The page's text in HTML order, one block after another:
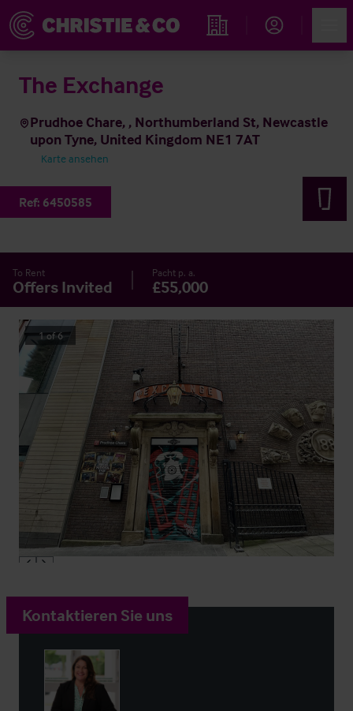
Immobiliensuche
The Exchange
Prudhoe Chare, , Northumberland St, Newcastle
upon Tyne, United Kingdom NE1 7AT
Karte ansehen
Ref: 6450585
To Rent
Offers Invited
Pacht p. a.
£55,000
1 of6
Kontaktieren Sie uns